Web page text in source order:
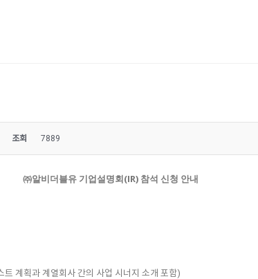
조회 7889
㈜알비더블유 기업설명회(IR) 참석 신청 안내
계획과 계열회사 간의 사업 시너지 소개 포함)